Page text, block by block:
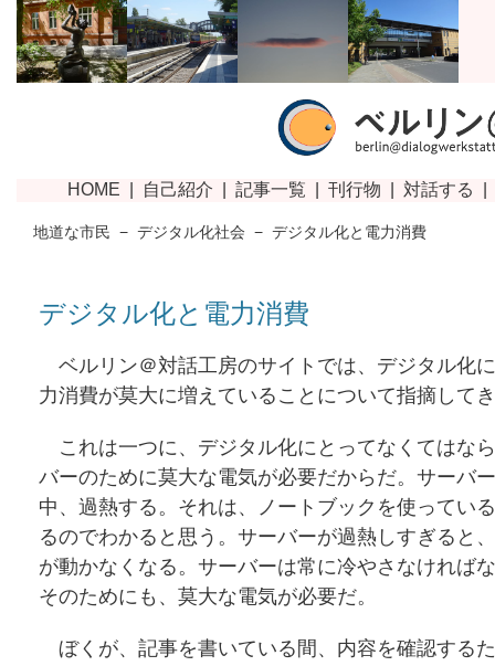
地道な市民 − デジタル化社会 − デジタル化と電力消費
デジタル化と電力消費
ベルリン＠対話工房のサイトでは、デジタル化
力消費が莫大に増えていることについて指摘して
これは一つに、デジタル化にとってなくてはな
バーのために莫大な電気が必要だからだ。サーバ
中、過熱する。それは、ノートブックを使ってい
るのでわかると思う。サーバーが過熱しすぎると
が動かなくなる。サーバーは常に冷やさなければ
そのためにも、莫大な電気が必要だ。
ぼくが、記事を書いている間、内容を確認する